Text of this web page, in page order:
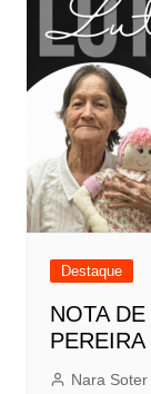
Destaque
NOTA
Nara Soter